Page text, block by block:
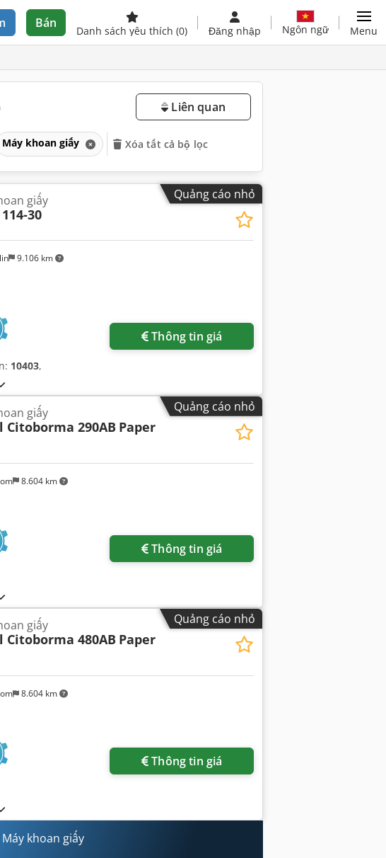
Bán
Danh sách yêu thích (0) Đăng nhập Ngôn ngữ Menu
Liên quan
Máy khoan giấy Xóa tất cả bộ lọc
Quảng cáo nhỏ
9.106 km
giấy
114-30
Thông tin giá
10403,
Quảng cáo nhỏ
8.604 km
giấy
Citoborma 290AB Paper
Thông tin giá
Quảng cáo nhỏ
8.604 km
giấy
Citoborma 480AB Paper
Thông tin giá
khoan giấy